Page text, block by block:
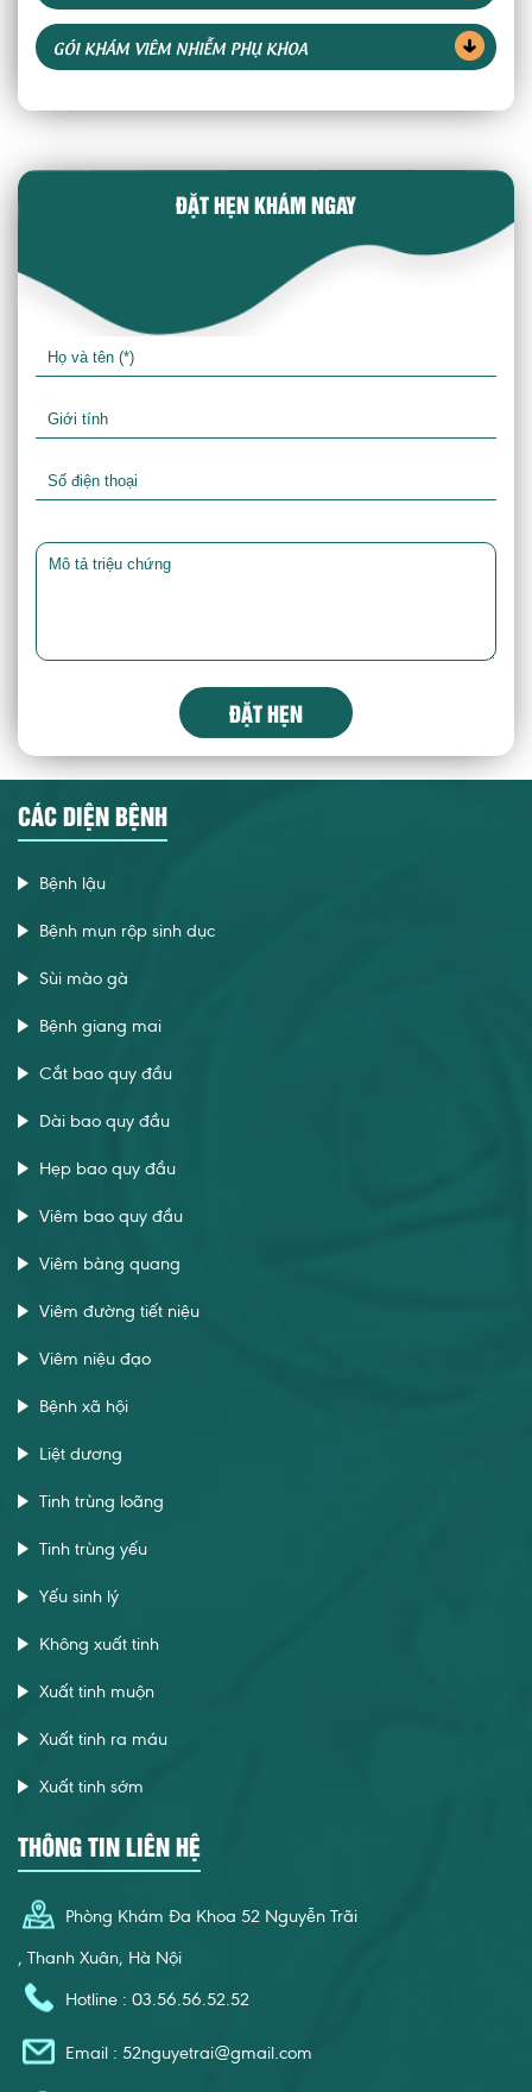
GÓI KHÁM VIÊM NHIỄM PHỤ KHOA
ĐẶT HẸN KHÁM NGAY
ĐẶT HẸN
CÁC DIỆN BỆNH
Bệnh lậu
Bệnh mụn rộp sinh dục
Sùi mào gà
Bệnh giang mai
Cắt bao quy đầu
Dài bao quy đầu
Hẹp bao quy đầu
Viêm bao quy đầu
Viêm bàng quang
Viêm đường tiết niệu
Viêm niệu đạo
Bệnh xã hội
Liệt dương
Tinh trùng loãng
Tinh trùng yếu
Yếu sinh lý
Không xuất tinh
Xuất tinh muộn
Xuất tinh ra máu
Xuất tinh sớm
THÔNG TIN LIÊN HỆ
Phòng Khám Đa Khoa 52 Nguyễn Trãi
, Thanh Xuân, Hà Nội
Hotline : 03.56.56.52.52
Email : 52nguyetrai@gmail.com